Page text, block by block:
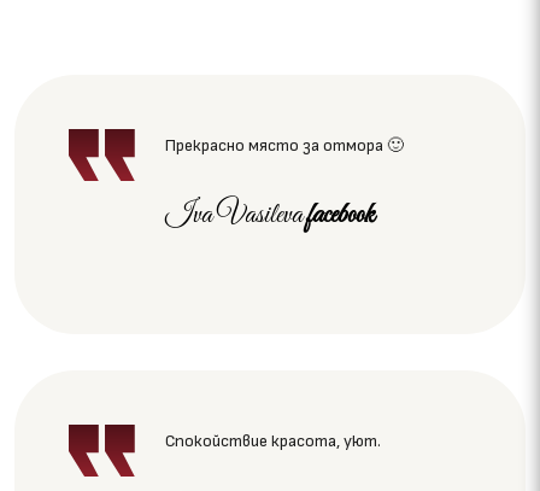
Прекрасно място за отмора 🙂
Iva Vasilevafacebook
Спокойствие красота, уют.